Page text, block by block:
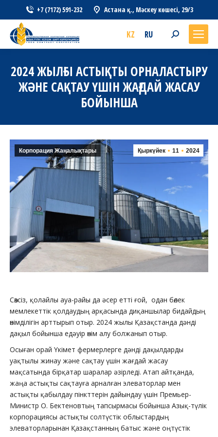
+7 (7172) 591-232 Астана қ., Мәскеу көшесі, 29/3
KZ RU Search:
2024 ЖЫЛҒЫ АСТЫҚТЫ ОРНАЛАСТЫРУ
ЖӘНЕ САҚТАУ ҮШІН ЖАҒДАЙ ЖАСАУ
БОЙЫНША
Қыркүйек 11 2024
Корпорация Жаңалықтары
Сөзсіз, қолайлы ауа-райы да әсер етті ғой, одан бөлек
мемлекеттік қолдаудың арқасында диқаншылар бидайдың
өнімділігін арттырып отыр. 2024 жылы Қазақстанда дәнді
дақыл бойынша едәуір өнім алу болжанып отыр.
Осыған орай Үкімет фермерлерге дәнді дақылдарды
уақтылы жинау және сақтау үшін жағдай жасау
мақсатында бірқатар шаралар әзірледі. Атап айтқанда,
жаңа астықты сақтауға арналған элеваторлар мен
астықты қабылдау пінкттерін дайындау үшін Премьер-
Министр О. Бектеновтың тапсырмасы бойынша Азық-түлік
корпорациясы астықты солтүстік облыстардың
элеваторларынан Қазақстанның батыс және оңтүстік